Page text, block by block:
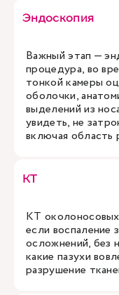
Эндоскопия
Важный этап —
процедура, во
тонкой камеры
оболочки,
выделений из
увидеть, не
включая область
КТ
КТ околоносовых
если воспаление
осложнений, без
какие пазухи
разрушение